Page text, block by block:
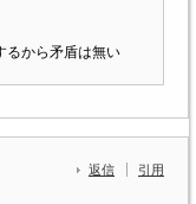
るから矛盾は無い
返信 引用